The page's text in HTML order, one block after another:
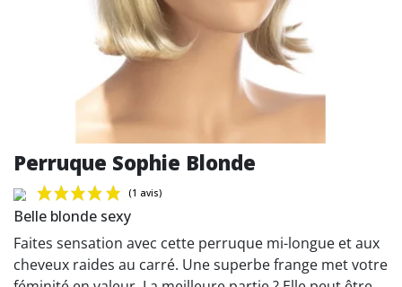
Perruque Sophie Blonde
Belle blonde sexy
Faites sensation avec cette perruque mi-longue et aux
cheveux raides au carré. Une superbe frange met votre